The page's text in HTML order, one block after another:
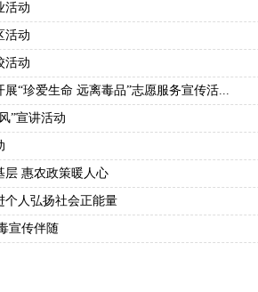
活动
活动
活动
“珍爱生命 远离毒品”志愿服务宣传活...
”宣讲活动
层 惠农政策暖人心
个人弘扬社会正能量
宣传伴随